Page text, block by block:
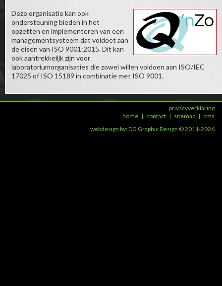
Deze organisatie kan ook
ondersteuning bieden in het
opzetten en implementeren van een
managementsysteem dat voldoet aan
de eisen van ISO 9001:2015. Dit kan
ook aantrekkelijk zijn voor
laboratoriumorganisaties die zowel willen voldoen aan ISO/IEC
17025 of ISO 15189 in combinatie met ISO 9001.
privacyverklaring
home | contact | sitemap | cms
webdesign by:DG Graphic Design © 2011-2026